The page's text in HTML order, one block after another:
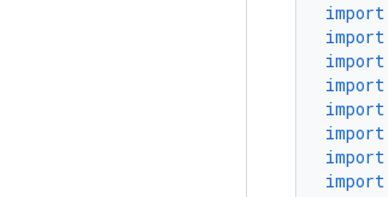
import
import
import
import
import
import
import
import